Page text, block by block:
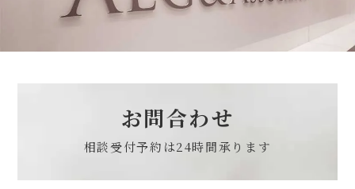
お問合わせ
相談受付予約は24時間承ります